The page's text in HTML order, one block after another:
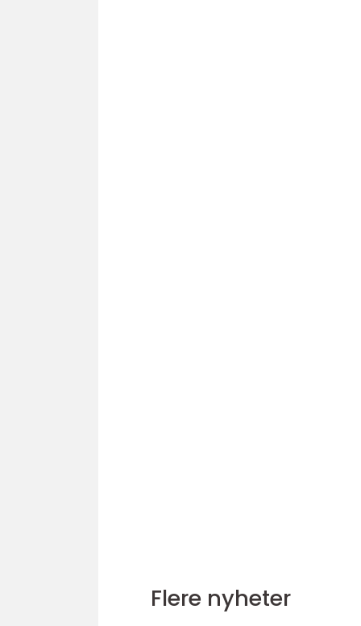
Flere nyheter